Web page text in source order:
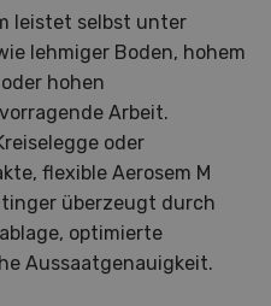
leistet selbst unter
lehmiger Boden, hohem
hohen
Arbeit.
oder
flexible Aerosem M
überzeugt durch
optimierte
Aussaatgenauigkeit.